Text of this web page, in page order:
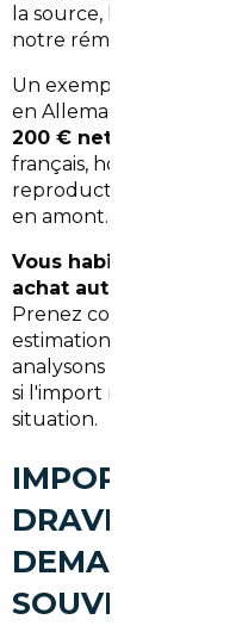
la source, le coût
notre rémunération,
Un exemple concret :
en Allemagne, un
200 € nets
français, honoraires
reproductible dès lors
en amont.
Vous habitez à
achat automobile
Prenez contact avec
estimation
analysons votre besoin
si l'import représente
situation.
IMPORT DE
DRAVEIL : CE
DEMANDENT
SOUVENT